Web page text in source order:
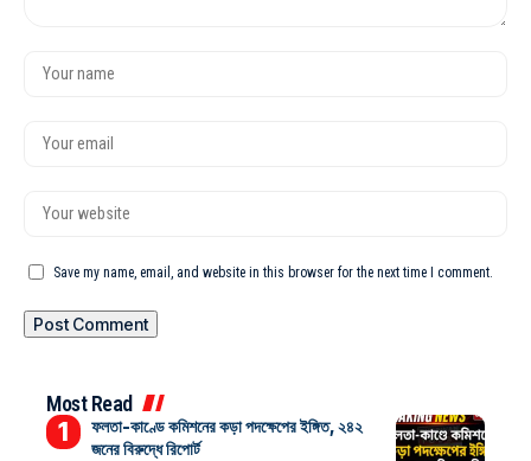
Save my name, email, and website in this browser for the next time I comment.
Most Read
ফলতা-কাণ্ডে কমিশনের কড়া পদক্ষেপের ইঙ্গিত, ২৪২
জনের বিরুদ্ধে রিপোর্ট